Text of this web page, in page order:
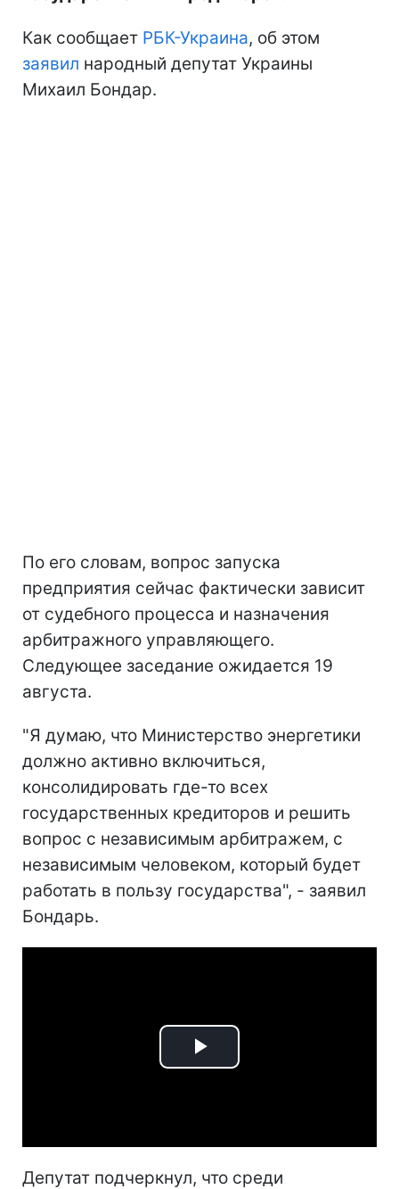
Как сообщает РБК-Украина, об этом
заявил народный депутат Украины
Михаил Бондар.
По его словам, вопрос запуска
предприятия сейчас фактически зависит
от судебного процесса и назначения
арбитражного управляющего.
Следующее заседание ожидается 19
августа.
"Я думаю, что Министерство энергетики
должно активно включиться,
консолидировать где-то всех
государственных кредиторов и решить
вопрос с независимым арбитражем, с
независимым человеком, который будет
работать в пользу государства", - заявил
Бондарь.
Play
Депутат подчеркнул, что среди